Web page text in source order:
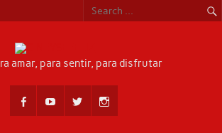
amar, para sentir, para disfrutar